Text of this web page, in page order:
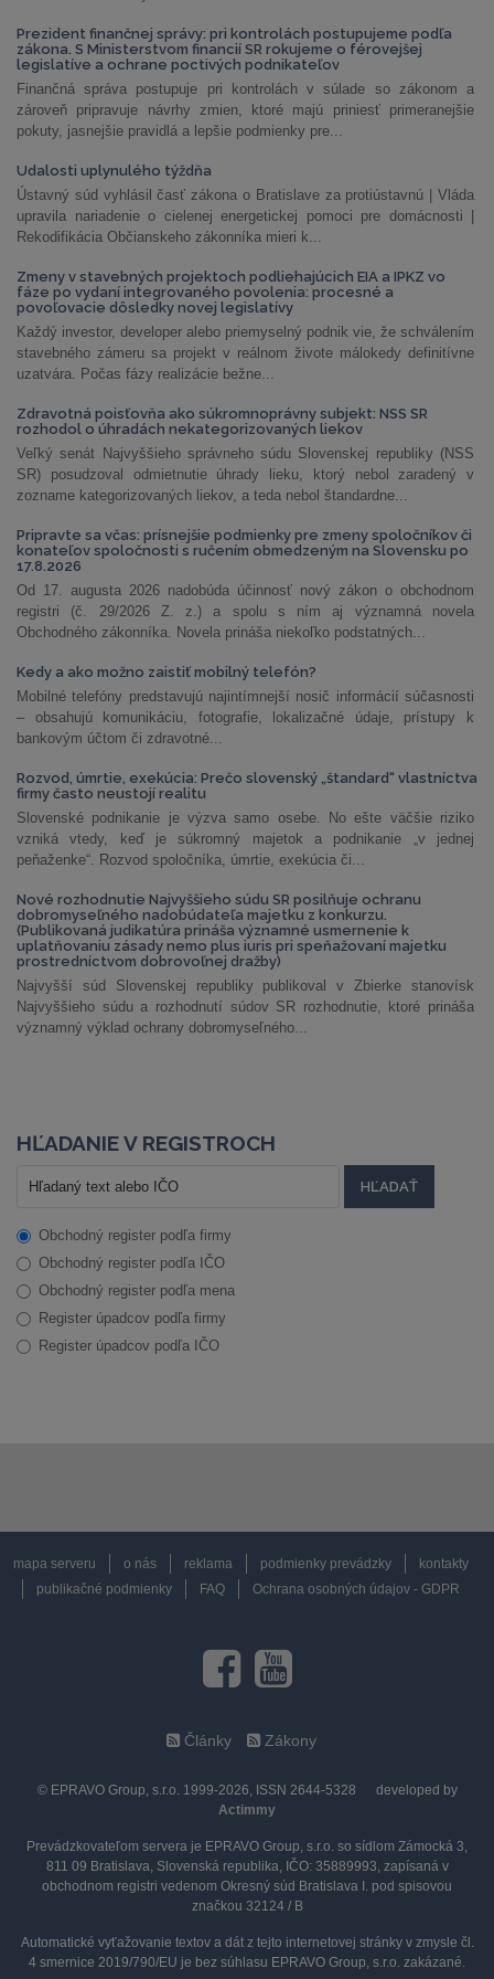
Prezident finančnej správy: pri kontrolách postupujeme podľa
zákona. S Ministerstvom financií SR rokujeme o férovejšej
legislatíve a ochrane poctivých podnikateľov
Finančná správa postupuje pri kontrolách v súlade so zákonom a
zároveň pripravuje návrhy zmien, ktoré majú priniesť primeranejšie
pokuty, jasnejšie pravidlá a lepšie podmienky pre...
Udalosti uplynulého týždňa
Ústavný súd vyhlásil časť zákona o Bratislave za protiústavnú | Vláda
upravila nariadenie o cielenej energetickej pomoci pre domácnosti |
Rekodifikácia Občianskeho zákonníka mieri k...
Zmeny v stavebných projektoch podliehajúcich EIA a IPKZ vo
fáze po vydaní integrovaného povolenia: procesné a
povoľovacie dôsledky novej legislatívy
Každý investor, developer alebo priemyselný podnik vie, že schválením
stavebného zámeru sa projekt v reálnom živote málokedy definitívne
uzatvára. Počas fázy realizácie bežne...
Zdravotná poisťovňa ako súkromnoprávny subjekt: NSS SR
rozhodol o úhradách nekategorizovaných liekov
Veľký senát Najvyššieho správneho súdu Slovenskej republiky (NSS
SR) posudzoval odmietnutie úhrady lieku, ktorý nebol zaradený v
zozname kategorizovaných liekov, a teda nebol štandardne...
Pripravte sa včas: prísnejšie podmienky pre zmeny spoločníkov či
konateľov spoločnosti s ručením obmedzeným na Slovensku po
17.8.2026
Od 17. augusta 2026 nadobúda účinnosť nový zákon o obchodnom
registri (č. 29/2026 Z. z.) a spolu s ním aj významná novela
Obchodného zákonníka. Novela prináša niekoľko podstatných...
Kedy a ako možno zaistiť mobilný telefón?
Mobilné telefóny predstavujú najintímnejší nosič informácií súčasnosti
– obsahujú komunikáciu, fotografie, lokalizačné údaje, prístupy k
bankovým účtom či zdravotné...
Rozvod, úmrtie, exekúcia: Prečo slovenský „štandard“ vlastníctva
firmy často neustojí realitu
Slovenské podnikanie je výzva samo osebe. No ešte väčšie riziko
vzniká vtedy, keď je súkromný majetok a podnikanie „v jednej
peňaženke“. Rozvod spoločníka, úmrtie, exekúcia či...
Nové rozhodnutie Najvyššieho súdu SR posilňuje ochranu
dobromyseľného nadobúdateľa majetku z konkurzu.
(Publikovaná judikatúra prináša významné usmernenie k
uplatňovaniu zásady nemo plus iuris pri speňažovaní majetku
prostredníctvom dobrovoľnej dražby)
Najvyšší súd Slovenskej republiky publikoval v Zbierke stanovísk
Najvyššieho súdu a rozhodnutí súdov SR rozhodnutie, ktoré prináša
významný výklad ochrany dobromyseľného...
HĽADANIE V REGISTROCH
Obchodný register podľa firmy
Obchodný register podľa IČO
Obchodný register podľa mena
Register úpadcov podľa firmy
Register úpadcov podľa IČO
mapa serveru o nás reklama podmienky prevádzky
kontakty
publikačné podmienky
FAQ Ochrana osobných údajov - GDPR
Články Zákony
© EPRAVO Group, s.r.o. 1999-2026, ISSN 2644-5328
developed by
Actimmy
Prevádzkovateľom servera je EPRAVO Group, s.r.o. so sídlom Zámocká 3,
811 09 Bratislava, Slovenská republika, IČO: 35889993, zapísaná v
obchodnom registri vedenom Okresný súd Bratislava I. pod spisovou
značkou 32124 / B
Automatické vyťažovanie textov a dát z tejto internetovej stránky v zmysle čl.
4 smernice 2019/790/EU je bez súhlasu EPRAVO Group, s.r.o. zakázané.